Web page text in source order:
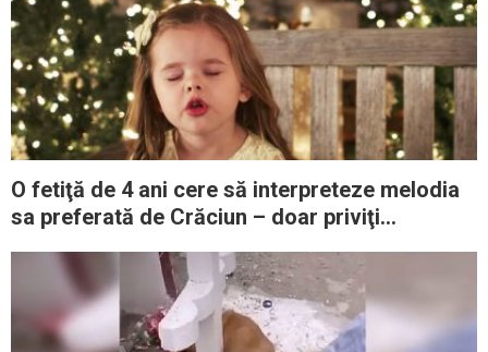
O fetiţă de 4 ani cere să interpreteze melodia
sa preferată de Crăciun – doar priviţi